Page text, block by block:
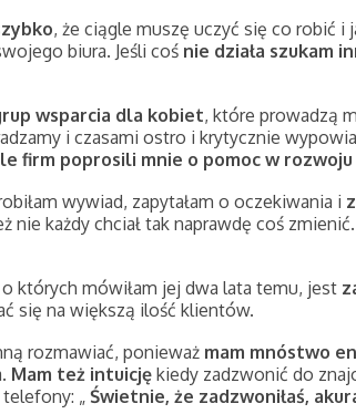
, że ciągle muszę uczyć się co robić i
biura. Jeśli coś nie działa szukam
wsparcia dla kobiet, które prowadzą
i czasami ostro i krytycznie
firm poprosili mnie o pomoc w
wywiad, zapytałam o oczekiwania i
nie każdy chciał tak naprawdę coś zmienić.
o których mówiłam jej dwa lata temu, jest
się na większą ilość klientów.
rozmawiać, ponieważ mam mnóstwo
Mam też intuicję kiedy zadzwonić do
telefony: „Świetnie, że zadzwoniłaś,